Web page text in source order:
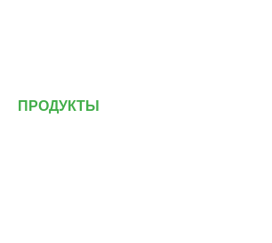
ПРОДУКТЫ